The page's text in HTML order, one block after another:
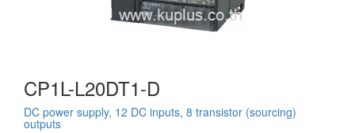
CP1L-L20DT1-D
DC power supply, 12 DC inputs, 8 transistor (sourcing)
outputs